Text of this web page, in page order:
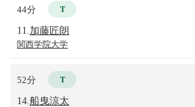
44分 T
11. 加藤匠朗
関西学院大学
52分 T
14. 船曳涼太